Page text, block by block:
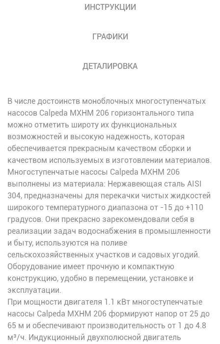
ИНСТРУКЦИИ
ГРАФИКИ
ДЕТАЛИРОВКА
В числе достоинств моноблочных многоступенчатых
насосов Calpeda MXHM 206 горизонтального типа
можно отметить широту их функциональных
возможностей и высокую надежность, которая
обеспечивается прекрасным качеством сборки и
качеством используемых в изготовлении материалов.
Многоступенчатые насосы Calpeda MXHM 206
выполнены из материала: Нержавеющая сталь AISI
304, предназначены для перекачки чистых жидкостей
широкого температурного диапазона от -15 до +110
градусов. Они прекрасно зарекомендовали себя в
реализации задач водоснабжения в промышленности
и быту, используются на поливе
сельскохозяйственных участков и садовых угодий.
Оборудование имеет прочную и компактную
конструкцию, удобно в перемещении, установке и
эксплуатации.
При мощности двигателя 1.1 кВт многоступенчатые
насосы Calpeda MXHM 206 формируют напор от 25 до
65 м и обеспечивают производительность от 1 до 4.8
м³/ч. Индукционный двухполюсной двигатель